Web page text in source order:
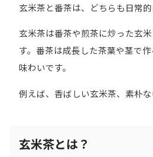
玄米茶と番茶は、どちらも日常
玄米茶は番茶や煎茶に炒った玄
す。番茶は成長した茶葉や茎で
味わいです。
例えば、香ばしい玄米茶、素朴
玄米茶とは？